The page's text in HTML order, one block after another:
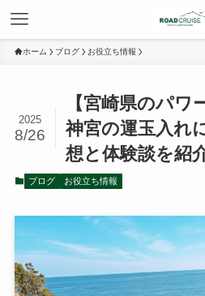
ホーム ブログ お役立ち情報
【宮崎県のパワ
神宮の運玉入れ
想と体験談を紹
2025
8/26
ブログ お役立ち情報